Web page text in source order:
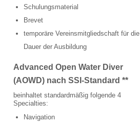
Tauchausbildung SSI
Werde SSI Dive Professional
Termine Tauchausbildung
Anfrage Tauchausbildung
TAUCHCLUB BALTIC
Schulungsmaterial
Brevet
temporäre Vereinsmitgliedschaft für die
Dauer der Ausbildung
Advanced Open Water Diver
(AOWD) nach SSI-Standard **
beinhaltet standardmäßig folgende 4
Specialties:
Navigation